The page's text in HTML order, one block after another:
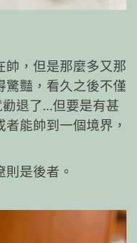
帥，但是那麼多又那
驚豔，看久之後不僅
勸退了…但要是有甚
者能帥到一個境界 ，
則是後者 。